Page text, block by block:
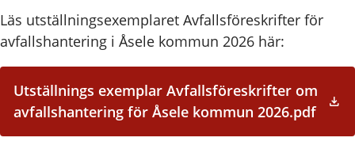
Läs utställningsexemplaret Avfallsföreskrifter för
avfallshantering i Åsele kommun 2026 här:
Utställnings exemplar Avfallsföreskrifter om
avfallshantering för Åsele kommun 2026.pdf